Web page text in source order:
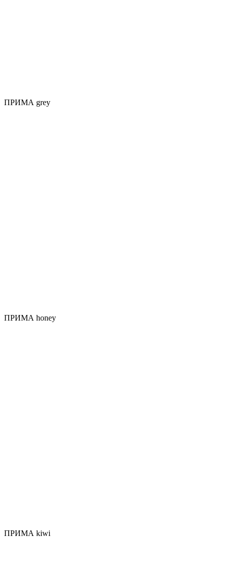
ПРИМА grey
ПРИМА honey
ПРИМА kiwi